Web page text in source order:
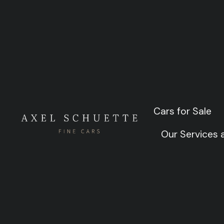
Cars for Sale
Our Services
Cars for Sale
Our Services